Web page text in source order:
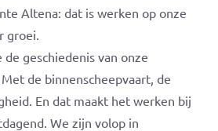
Altena: dat is werken op onze
groei.
geschiedenis van onze
de binnenscheepvaart, de
En dat maakt het werken bij
We zijn volop in